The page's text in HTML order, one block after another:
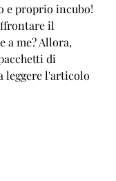
e proprio incubo!
il
a me? Allora,
di
leggere l'articolo